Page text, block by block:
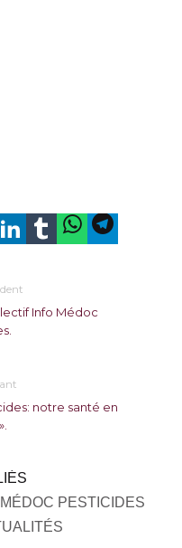
Info Médoc
notre santé en
PESTICIDES